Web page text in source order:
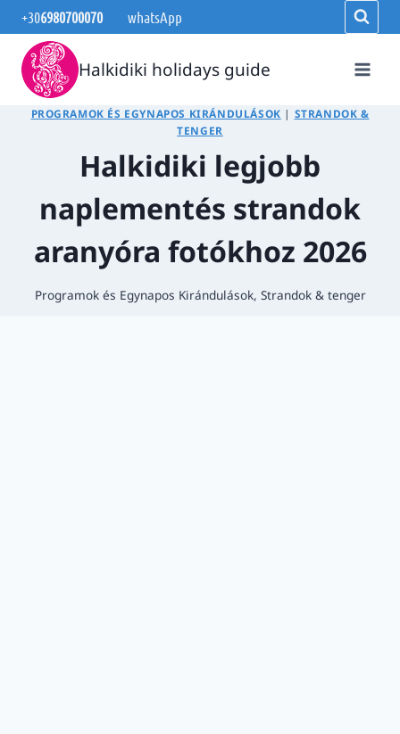
Skip
to
content
+306980700070 whatsApp
Halkidiki holidays guide
PROGRAMOK ÉS EGYNAPOS KIRÁNDULÁSOK | STRANDOK &
TENGER
Halkidiki legjobb
naplementés strandok
aranyóra fotókhoz 2026
Programok és Egynapos Kirándulások, Strandok & tenger